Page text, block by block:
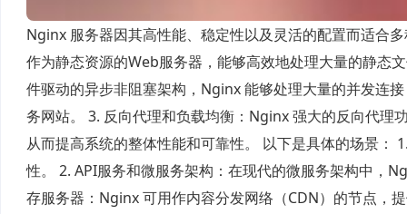
Nginx 服务器因其高性能、稳定性以及灵活的配置而适合
作为静态资源的Web服务器，能够高效地处理大量的静态
件驱动的异步非阻塞架构，Nginx 能够处理大量的并发连
务网站。 3. 反向代理和负载均衡：Nginx 强大的反向代理
从而提高系统的整体性能和可靠性。 以下是具体的场景：
性。 2. API服务和微服务架构：在现代的微服务架构中，
存服务器：Nginx 可用作内容分发网络（CDN）的节点，